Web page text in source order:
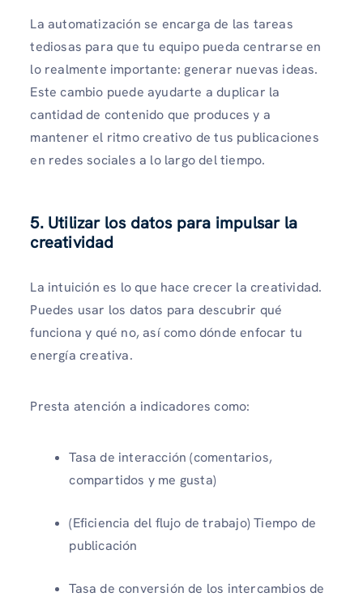
La automatización se encarga de las tareas
tediosas para que tu equipo pueda centrarse en
lo realmente importante: generar nuevas ideas.
Este cambio puede ayudarte a duplicar la
cantidad de contenido que produces y a
mantener el ritmo creativo de tus publicaciones
en redes sociales a lo largo del tiempo.
5. Utilizar los datos para impulsar la
creatividad
La intuición es lo que hace crecer la creatividad.
Puedes usar los datos para descubrir qué
funciona y qué no, así como dónde enfocar tu
energía creativa.
Presta atención a indicadores como:
Tasa de interacción (comentarios,
compartidos y me gusta)
(Eficiencia del flujo de trabajo) Tiempo de
publicación
Tasa de conversión de los intercambios de